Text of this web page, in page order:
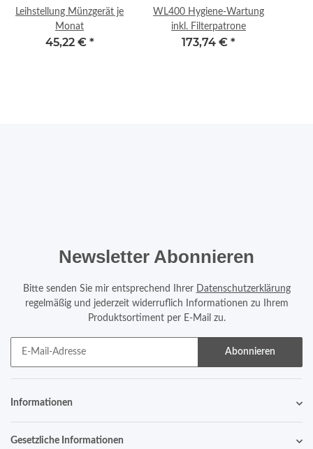
Leihstellung Münzgerät je
Monat
45,22 € *
WL400 Hygiene-Wartung
inkl. Filterpatrone
173,74 € *
Newsletter Abonnieren
Bitte senden Sie mir entsprechend Ihrer Datenschutzerklärung
regelmäßig und jederzeit widerruflich Informationen zu Ihrem
Produktsortiment per E-Mail zu.
Abonnieren
Informationen
Gesetzliche Informationen